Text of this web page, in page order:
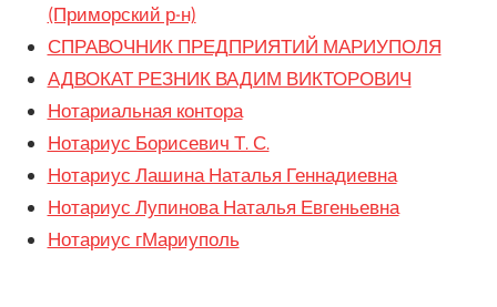
(Приморский р-н)
СПРАВОЧНИК ПРЕДПРИЯТИЙ МАРИУПОЛЯ
АДВОКАТ РЕЗНИК ВАДИМ ВИКТОРОВИЧ
Нотариальная контора
Нотариус Борисевич Т. С.
Нотариус Лашина Наталья Геннадиевна
Нотариус Лупинова Наталья Евгеньевна
Нотариус гМариуполь